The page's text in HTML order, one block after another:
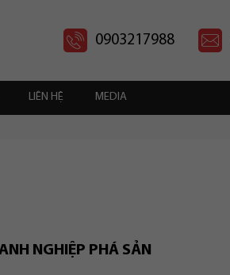
0903217988
LIÊN HỆ MEDIA
NGHIỆP PHÁ SẢN